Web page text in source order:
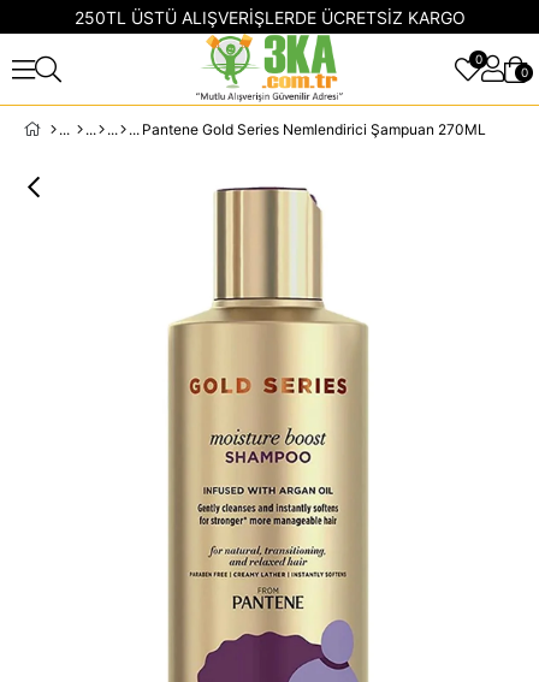
250TL ÜSTÜ ALIŞVERİŞLERDE ÜCRETSİZ KARGO
0
0
Pantene Gold Series Nemlendirici Şampuan 270ML